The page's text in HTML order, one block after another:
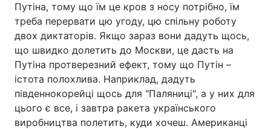
Путіна, тому що їм це кров з носу потрібно, їм
треба перервати цю угоду, цю спільну роботу
двох диктаторів. Якщо зараз вони дадуть щось,
що швидко долетить до Москви, це дасть на
Путіна протверезний ефект, тому що Путін –
істота полохлива. Наприклад, дадуть
південнокорейці щось для "Паляниці", а у них для
цього є все, і завтра ракета українського
виробництва полетить, куди хочеш. Американці